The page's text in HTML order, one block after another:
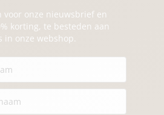
voor onze nieuwsbrief en
korting, te besteden aan
in onze webshop.